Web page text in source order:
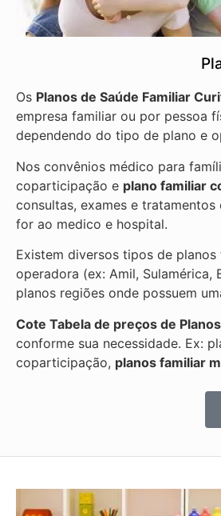
Os Planos de Saúde Familiar
empresa familiar ou por pessoa
dependendo do tipo de plano e
Nos convênios médico para
coparticipação e plano familiar
consultas, exames e
for ao medico e hospital.
Existem diversos tipos de
operadora (ex: Amil,
planos regiões onde possuem
Cote Tabela de preços de
conforme sua necessidade. Ex:
coparticipação, planos familiar